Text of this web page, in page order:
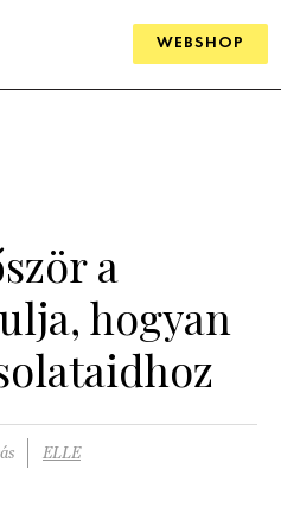
WEBSHOP
a
hogyan
ELLE